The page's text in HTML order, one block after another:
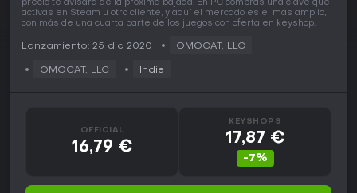
precio te avisará de la próxima bajada. En PC compras una clave que
activas en Steam u otro cliente, y aquí el mercado es el más amplio,
con más de una cuarta parte de los juegos con oferta en keyshop.
Lanzamiento: 25 dic 2020 OMOCAT, LLC
OMOCAT, LLC Indie
OFFICIAL
16,79 €
KEYSHOPS
17,87 €
-7%